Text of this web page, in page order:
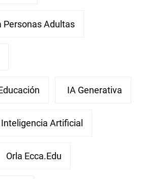
Personas Adultas
IA Generativa
Inteligencia Artificial
Orla Ecca.edu